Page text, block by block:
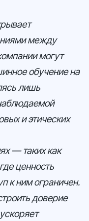
между
могут
обучение на
лишь
и этических
— таких как
ценность
к ним ограничен.
доверие